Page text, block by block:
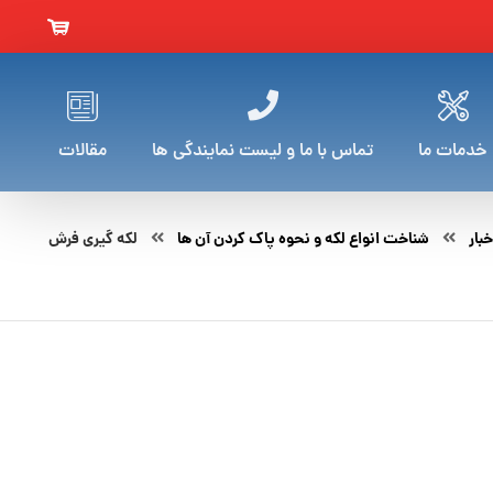
خدمات ما تماس با ما و لیست نمایندگی ها مقالات
شناخت انواع لکه و نحوه پاک کردن آن ها لکه گیری فرش